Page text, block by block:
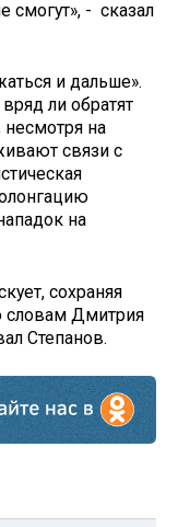
смогут», - сказал
и дальше».
ли обратят
несмотря на
связи с
на
сохраняя
словам Дмитрия
Степанов.